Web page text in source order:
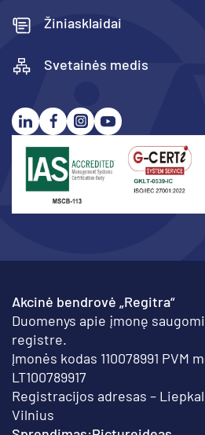
Žiniasklaidai
Svetainės medis
Akcinė bendrovė „Regitra“
Duomenys apie įmonę
registre.
Įmonės kodas 110078991 PVM
LT100789917
Registracijos adresas –
Vilnius